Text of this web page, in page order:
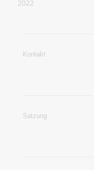
2022
Kontakt
Satzung